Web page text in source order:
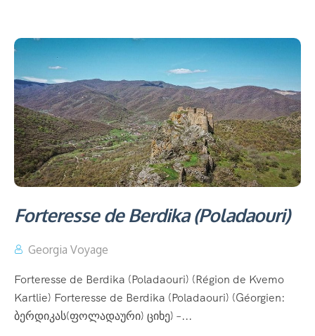
Forteresse de Berdika (Poladaouri)
Georgia Voyage
Forteresse de Berdika (Poladaouri) (Région de Kvemo
Kartlie) Forteresse de Berdika (Poladaouri) (Géorgien:
ბერდიკას(ფოლადაური) ციხე) –...